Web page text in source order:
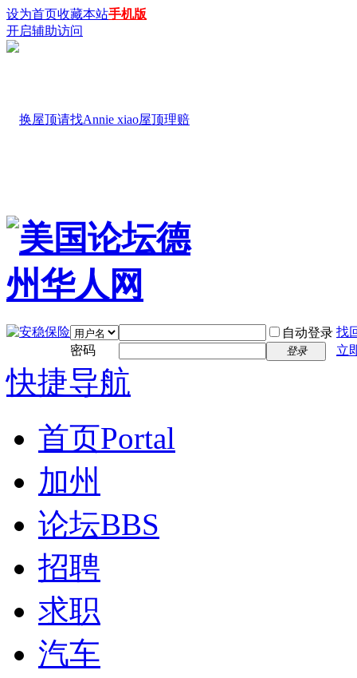
设为首页收藏本站手机版
开启辅助访问
自动登录 找
密码
登录 立
快捷导航
首页Portal
加州
论坛BBS
招聘
求职
汽车